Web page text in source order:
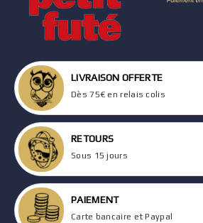
LIVRAISON OFFERTE
Dès 75€ en relais colis
RETOURS
Sous 15 jours
PAIEMENT
Carte bancaire et Paypal